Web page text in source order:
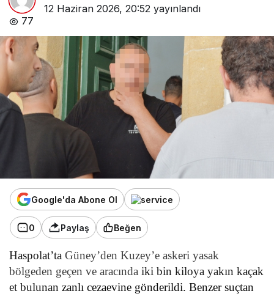
12 Haziran 2026, 20:52 yayınlandı
77
Google'da Abone Ol
0 Paylaş Beğen
Haspolat’ta Güney’den Kuzey’e askeri yasak
bölgeden geçen ve aracındaiki bin kiloya yakın kaçak
et bulunanzanlı cezaevine gönderildi. Benzer suçtan